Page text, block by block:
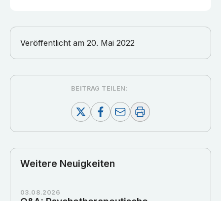
Veröffentlicht am 20. Mai 2022
BEITRAG TEILEN:
Weitere Neuigkeiten
03.08.2026